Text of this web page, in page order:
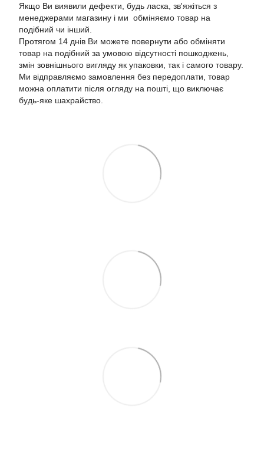
Якщо Ви виявили дефекти, будь ласка, зв'яжіться з
менеджерами магазину і ми обміняємо товар на
подібний чи інший.
Протягом 14 днів Ви можете повернути або обміняти
товар на подібний за умовою відсутності пошкоджень,
змін зовнішнього вигляду як упаковки, так і самого товару.
Ми відправляємо замовлення без передоплати, товар
можна оплатити після огляду на пошті, що виключає
будь-яке шахрайство.